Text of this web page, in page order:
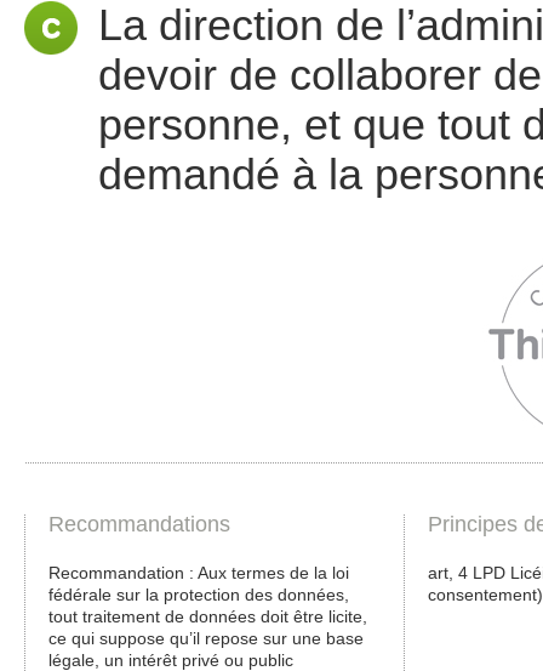
La direction de
devoir de collaborer
personne, et que tout
demandé à la
Recommandations
Recommandation : Aux termes de la loi
fédérale sur la protection des données,
tout traitement de données doit être licite,
ce qui suppose qu’il repose sur une base
légale, un intérêt privé ou public
Principes
art, 4 LPD
consentement)